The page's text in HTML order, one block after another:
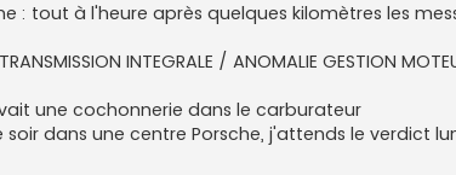
tout à l'heure après quelques kilomètres les
INTEGRALE / ANOMALIE GESTION
une cochonnerie dans le carburateur
dans une centre Porsche, j'attends le verdict